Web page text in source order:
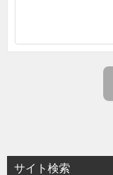
サイト検索